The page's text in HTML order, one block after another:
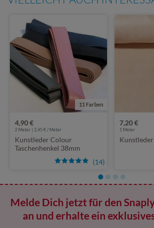
11 Farben
(14)
4,90 €
2 Meter | 2,45 € / Meter
Kunstleder Colour
Taschenhenkel 38mm
7,20 €
1 Meter
Melde Dich jetzt für den
an und erhalte ein